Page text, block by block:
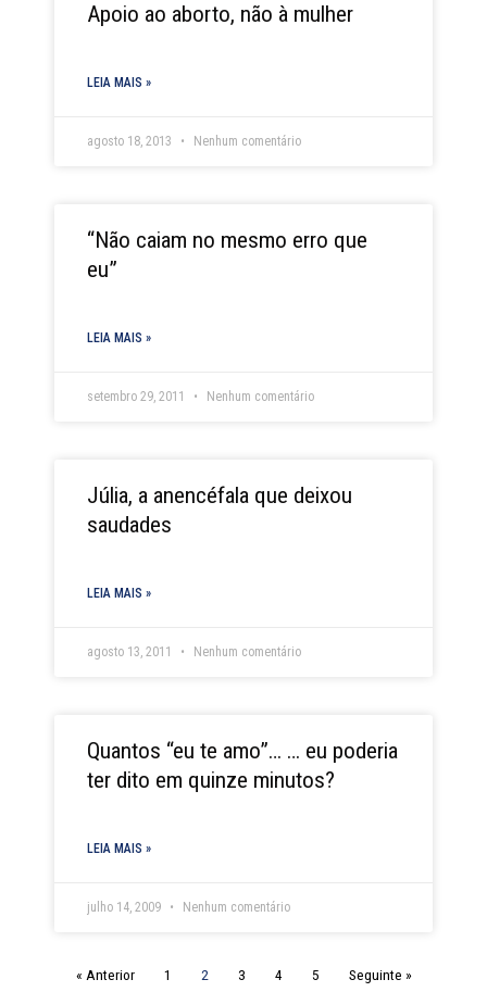
Apoio ao aborto, não à mulher
LEIA MAIS »
agosto 18, 2013 Nenhum comentário
“Não caiam no mesmo erro que
eu”
LEIA MAIS »
setembro 29, 2011 Nenhum comentário
Júlia, a anencéfala que deixou
saudades
LEIA MAIS »
agosto 13, 2011 Nenhum comentário
Quantos “eu te amo”… … eu poderia
ter dito em quinze minutos?
LEIA MAIS »
julho 14, 2009 Nenhum comentário
« Anterior 1 2 3 4 5 Seguinte »